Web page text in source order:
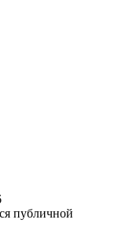
публичной